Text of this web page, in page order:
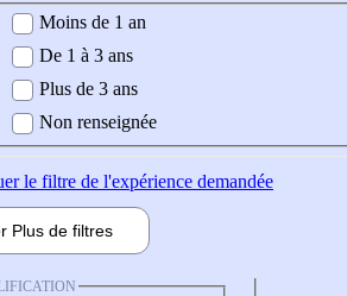
demandée
Moins de 1 an
De 1 à 3 ans
Plus de 3 ans
Non renseignée
le filtre de l'expérience demandée
Plus de filtres